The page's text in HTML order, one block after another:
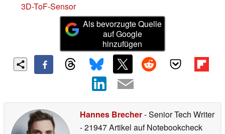
3D-ToF-Sensor
Als bevorzugte Quelle
auf Google
hinzufügen
Hannes Brecher- Senior Tech Writer
- 21947 Artikel auf Notebookcheck